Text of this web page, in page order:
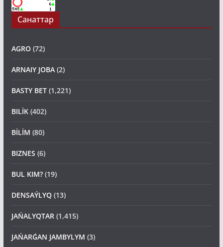
Санаттар
AGRO (72)
ARNAIY JOBA(2)
BASTY BET (1,221)
BILİK(402)
BİLİM (80)
BIZNES (6)
BUL KIM? (19)
DENSAÝLYQ (13)
JAŃALYQTAR(1,415)
JAŃARǴAN JAMBYLYM (3)